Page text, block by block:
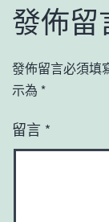
發佈留
發佈留言必須填
示為 *
留言 *